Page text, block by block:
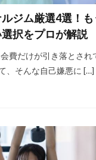
ジム厳選4選！も
択をプロが解説
費だけが引き落とされ
、そんな自己嫌悪に […]